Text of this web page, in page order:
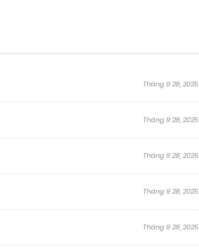
Tháng 9 28, 2025
Tháng 9 28, 2025
Tháng 9 28, 2025
Tháng 9 28, 2025
Tháng 9 28, 2025